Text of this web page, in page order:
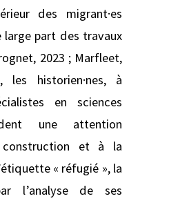
des migrant·es
large part des travaux
2023 ; Marfleet,
les historien·nes, à
en sciences
une attention
et à la
« réfugié », la
l’analyse de ses